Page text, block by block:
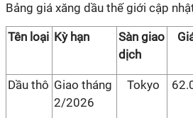
Bảng giá xăng dầu thế giới cập
Tên loại Kỳ hạn
Sàn giao
dịch
Dầu thô Giao tháng
2/2026
Tokyo